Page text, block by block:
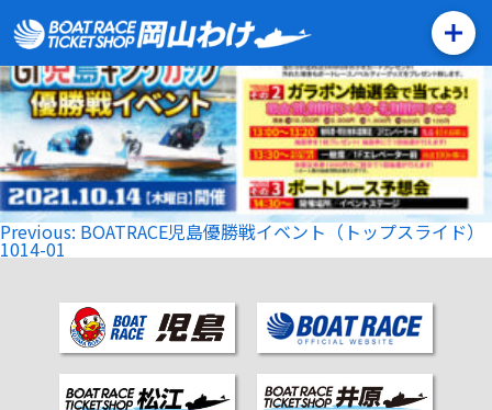
BOATRACE児島優勝戦イベント（トップスライド）1014-01
投
稿
ナ
Previous:BOATRACE児島優勝戦イベント（トップスライド）
1014-01